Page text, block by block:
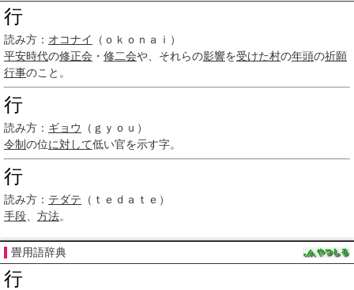
行
読み方： オコナイ
（ｏｋｏｎａｉ）
平安時代の修正会 ・ 修二会や、それらの影響を受けた村の年頭の祈願
行事のこと。
行
読み方： ギョウ
（ｇｙｏｕ）
令制の位に対して低い官を示す字。
行
読み方： テダテ （ｔｅｄａｔｅ）
手段
方法。
畳用語辞典
行